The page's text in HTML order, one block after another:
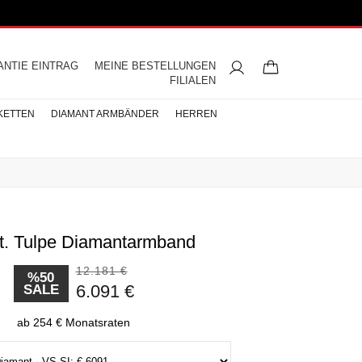
MEINE BESTELLUNGEN
EINTRAG
FILIALEN
Eheringe
Halbmemoire
Diamantringe
Perlen Ohrringe
Buchstaben Halskette
DIAMANT ARMBÄNDER HERREN
Herren Halsketten
Tulpe Diamantarmband
%50
SALE
12.181 €
6.091 €
ab 254 € Monatsraten